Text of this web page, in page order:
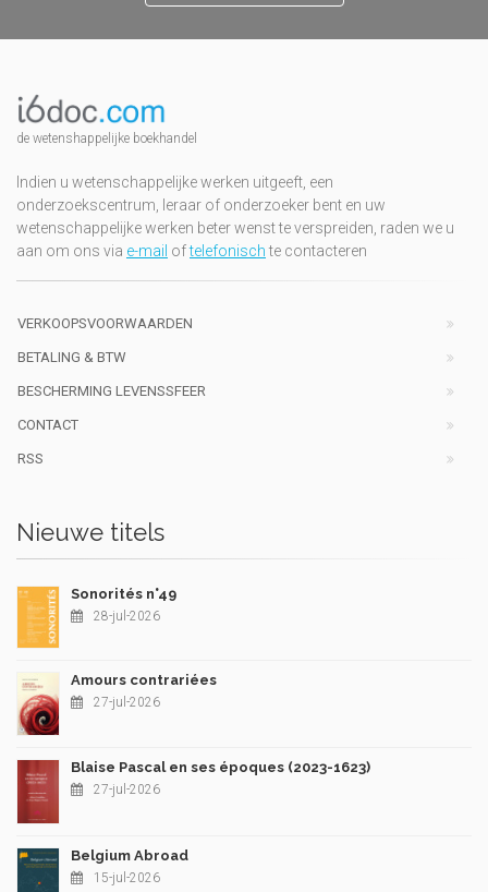
de wetenshappelijke boekhandel
Indien u wetenschappelijke werken uitgeeft, een
onderzoekscentrum, leraar of onderzoeker bent en uw
wetenschappelijke werken beter wenst te verspreiden, raden we u
aan om ons via e-mail oftelefonischte contacteren
VERKOOPSVOORWAARDEN
BETALING & BTW
BESCHERMING LEVENSSFEER
CONTACT
RSS
Nieuwe titels
Sonorités n°49
28-jul-2026
Amours contrariées
27-jul-2026
Blaise Pascal en ses époques (2023-1623)
27-jul-2026
Belgium Abroad
15-jul-2026